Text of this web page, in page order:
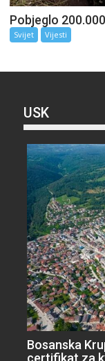
Pobjeglo
Svijet Vijesti
USK
Bosanska
certifikat za